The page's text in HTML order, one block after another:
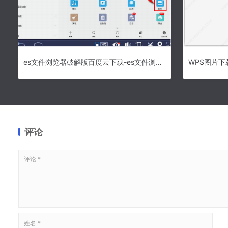
es文件浏览器破解版百度云下载-es文件浏览器破解版免广告v4.2.6.2 中文版下载 WPS图片
评论